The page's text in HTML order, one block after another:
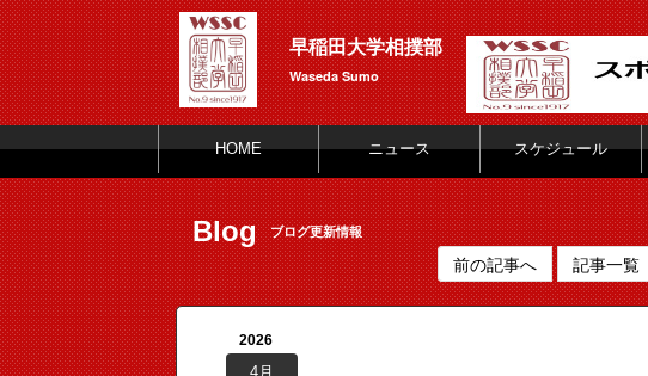
早稲田大学相撲部
Waseda Sumo
HOME ニュース スケジュール
Blog ブログ更新情報
前の記事へ 記事一覧
2026
4月